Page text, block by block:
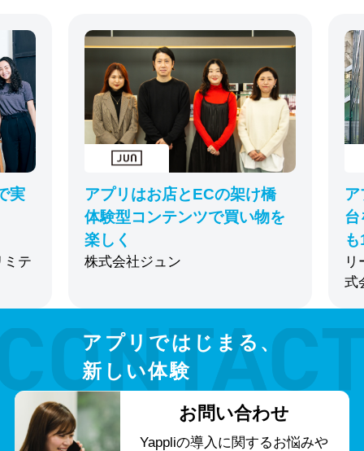
実
ミテ
アプリはお店とECの架け橋
体験型コンテンツで買い物を
楽しく
株式会社ジュン
台
リ
式
アプリではじまる、
新しい体験
お問い合わせ
Yappliの導入に関するお悩みや